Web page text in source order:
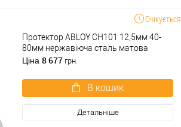
Очікується
Протектор ABLOY CH101 12,5мм 40-
80мм нержавіюча сталь матова
Ціна 8 677 грн.
В кошик
Детальніше